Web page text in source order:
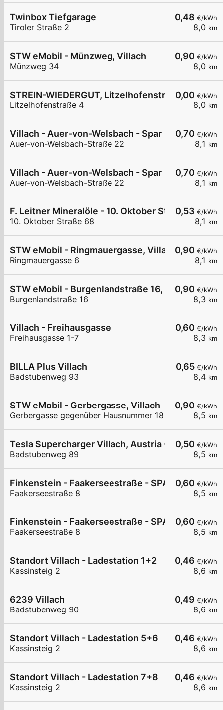
0,48 €/kWh
8,0 km
Twinbox Tiefgarage
Tiroler Straße 2
0,90 €/kWh
8,0 km
STW eMobil - Münzweg, Villach
Münzweg 34
0,00 €/kWh
8,0 km
STREIN-WIEDERGUT, Litzelhofenstraße 4, Villach
Litzelhofenstraße 4
0,70 €/kWh
8,1 km
Villach - Auer-von-Welsbach - Spar
Auer-von-Welsbach-Straße 22
0,70 €/kWh
8,1 km
Villach - Auer-von-Welsbach - Spar
Auer-von-Welsbach-Straße 22
0,53 €/kWh
8,1 km
F. Leitner Mineralöle - 10. Oktober Straße I
10. Oktober Straße 68
0,90 €/kWh
8,1 km
STW eMobil - Ringmauergasse, Villach
Ringmauergasse 6
0,90 €/kWh
8,3 km
STW eMobil - Burgenlandstraße 16, 9500 Villach
Burgenlandstraße 16
0,60 €/kWh
8,3 km
Villach - Freihausgasse
Freihausgasse 1-7
0,65 €/kWh
8,4 km
BILLA Plus Villach
Badstubenweg 93
0,90 €/kWh
8,5 km
STW eMobil - Gerbergasse, Villach
Gerbergasse gegenüber Hausnummer 18
0,50 €/kWh
8,5 km
Tesla Supercharger Villach, Austria - West
Badstubenweg 89
0,60 €/kWh
8,5 km
Finkenstein - Faakerseestraße - SPAR
Faakerseestraße 8
0,60 €/kWh
8,5 km
Finkenstein - Faakerseestraße - SPAR
Faakerseestraße 8
0,46 €/kWh
8,6 km
Standort Villach - Ladestation 1+2
Kassinsteig 2
0,49 €/kWh
8,6 km
6239 Villach
Badstubenweg 90
0,46 €/kWh
8,6 km
Standort Villach - Ladestation 5+6
Kassinsteig 2
0,46 €/kWh
8,6 km
Standort Villach - Ladestation 7+8
Kassinsteig 2